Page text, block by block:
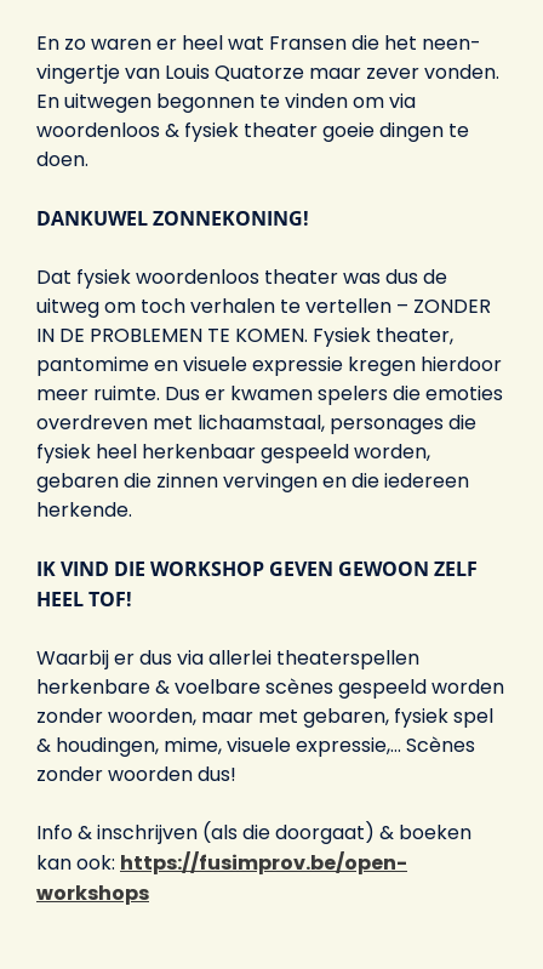
En zo waren er heel wat Fransen die het neen-
vingertje van Louis Quatorze maar zever vonden.
En uitwegen begonnen te vinden om via
woordenloos & fysiek theater goeie dingen te
doen.
DANKUWEL ZONNEKONING!
Dat fysiek woordenloos theater was dus de
uitweg om toch verhalen te vertellen – ZONDER
IN DE PROBLEMEN TE KOMEN. Fysiek theater,
pantomime en visuele expressie kregen hierdoor
meer ruimte. Dus er kwamen spelers die emoties
overdreven met lichaamstaal, personages die
fysiek heel herkenbaar gespeeld worden,
gebaren die zinnen vervingen en die iedereen
herkende.
IK VIND DIE WORKSHOP GEVEN GEWOON ZELF
HEEL TOF!
Waarbij er dus via allerlei theaterspellen
herkenbare & voelbare scènes gespeeld worden
zonder woorden, maar met gebaren, fysiek spel
& houdingen, mime, visuele expressie,… Scènes
zonder woorden dus!
Info & inschrijven (als die doorgaat) & boeken
kan ook: https://fusimprov.be/open-
workshops